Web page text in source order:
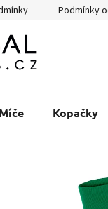
Podmínky
Míče Kopačky